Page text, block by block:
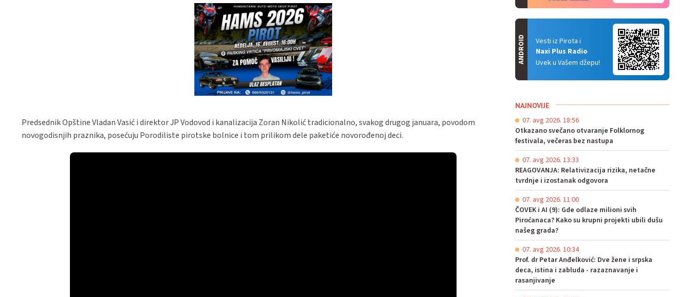
Predsednik Opštine Vladan Vasić i direktor JP Vodovod i kanalizacija Zoran Nikolić tradicionalno, svakog drugog januara, povodom
novogodisnjih praznika, posećuju Porodiliste pirotske bolnice i tom prilikom dele paketiće novorođenoj deci.
Vesti iz Pirota i
Naxi Plus Radio
Uvek u Vašem džepu!
ANDROID
NAJNOVIJE
07. avg 2026. 18:56
Otkazano svečano otvaranje Folklornog
festivala, večeras bez nastupa
07. avg 2026. 13:33
REAGOVANJA: Relativizacija rizika, netačne
tvrdnje i izostanak odgovora
07. avg 2026. 11:00
ČOVEK i AI (9): Gde odlaze milioni svih
Piroćanaca? Kako su krupni projekti ubili dušu
našeg grada?
07. avg 2026. 10:34
Prof. dr Petar Anđelković: Dve žene i srpska
deca, istina i zabluda - razaznavanje i
rasanjivanje